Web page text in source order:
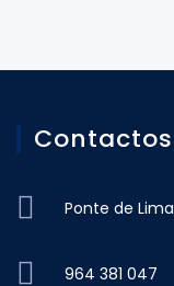
Contactos
Ponte de Lima
964 381 047